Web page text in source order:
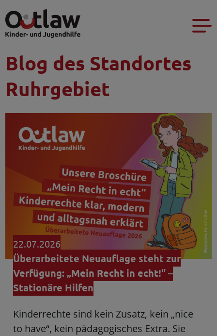
Blog des Standortes
Ruhrgebiet
22.07.2026
Überarbeitete Neuauflage steht zur
Verfügung: „Mein Recht in echt!“ –
Stationäre Hilfen
Kinderrechte sind kein Zusatz, kein „nice
to have“, kein pädagogisches Extra. Sie